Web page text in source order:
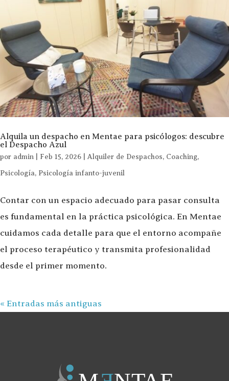
Alquila un despacho en Mentae para psicólogos: descubre
el Despacho Azul
por admin Feb 15, 2026 Alquiler de Despachos, Coaching,
Psicología, Psicología infanto-juvenil
Contar con un espacio adecuado para pasar consulta
es fundamental en la práctica psicológica. En Mentae
cuidamos cada detalle para que el entorno acompañe
el proceso terapéutico y transmita profesionalidad
desde el primer momento.
« Entradas más antiguas